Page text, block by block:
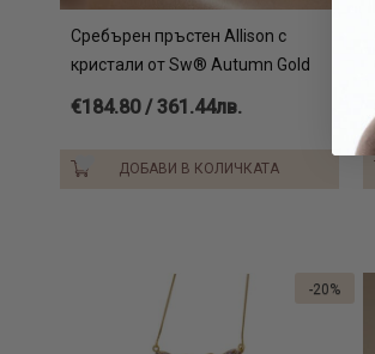
Сребърен пръстен Allison с
кристали от Sw® Autumn Gold
€184.80 / 361.44лв.
ДОБАВИ В КОЛИЧКАТА
-20%